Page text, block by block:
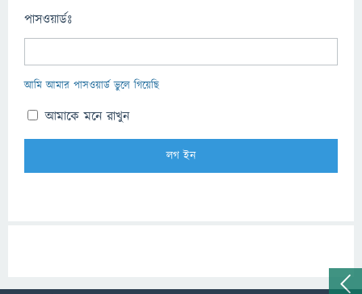
পাসওয়ার্ডঃ
আমি আমার পাসওয়ার্ড ভুলে গিয়েছি
আমাকে মনে রাখুন